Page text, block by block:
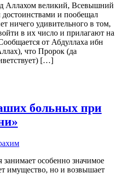
Аллахом великий, Всевышний
и пообещал
ничего удивительного в том,
в их число и прилагают на
от Абдуллаха ибн
что Пророк (да
[…]
больных при
особенно значимое
имущество, но и возвышает